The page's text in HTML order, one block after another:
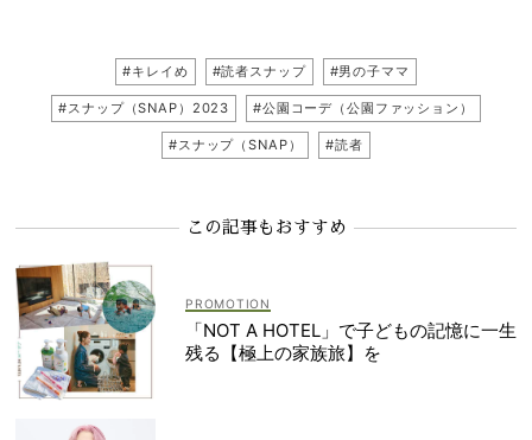
#キレイめ #読者スナップ #男の子ママ
#スナップ（SNAP）2023 #公園コーデ（公園ファッション）
#スナップ（SNAP） #読者
この記事もおすすめ
「NOT A HOTEL」で子どもの記憶に一生
残る【極上の家族旅】を